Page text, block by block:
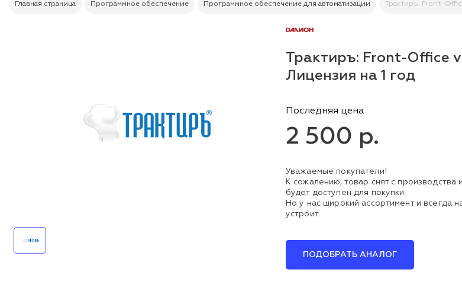
Главная страница Программное обеспечение Программное обеспечение для автоматизации Трактиръ: Front-
Трактиръ: Front-Office
Лицензия на 1 год
Последняя цена
2 500 р.
Уважаемые покупатели!
К сожалению, товар снят с производства
будет доступен для покупки.
Но у нас широкий ассортимент и всегда
устроит.
ПОДОБРАТЬ АНАЛОГ